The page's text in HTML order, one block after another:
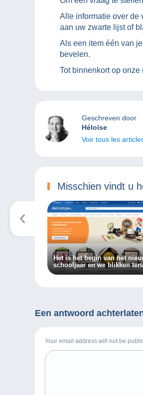
Alle informatie over de
aan uw zwarte lijst of
Als een item één van
bevelen.
Tot binnenkort op
Geschreven door
Héloïse
Voir tous les
Misschien vindt u
Het is het begin van het
schooljaar en we blikken
de geweldige nieuwe
Een antwoord
Your email address will not be